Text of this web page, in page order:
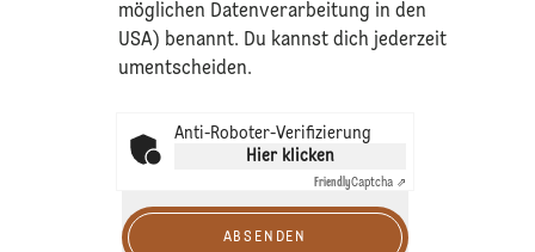
möglichen Datenverarbeitung in den
USA) benannt. Du kannst dich jederzeit
umentscheiden.
Anti-Roboter-Verifizierung
Hier klicken
FriendlyCaptcha ⇗
ABSENDEN